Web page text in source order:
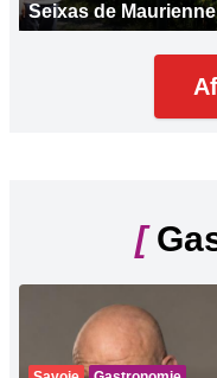
Seixas de
[